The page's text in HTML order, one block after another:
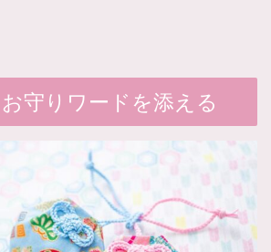
守りワードを添える